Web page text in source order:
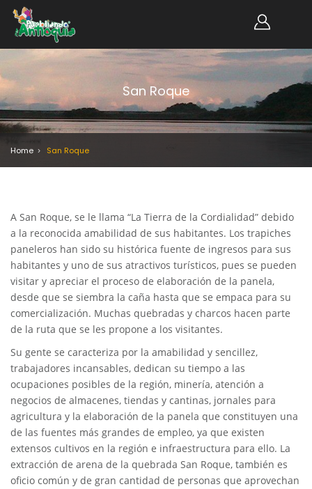
San Roque
Home San Roque
A San Roque, se le llama “La Tierra de la Cordialidad” debido
a la reconocida amabilidad de sus habitantes. Los trapiches
paneleros han sido su histórica fuente de ingresos para sus
habitantes y uno de sus atractivos turísticos, pues se pueden
visitar y apreciar el proceso de elaboración de la panela,
desde que se siembra la caña hasta que se empaca para su
comercialización. Muchas quebradas y charcos hacen parte
de la ruta que se les propone a los visitantes.
Su gente se caracteriza por la amabilidad y sencillez,
trabajadores incansables, dedican su tiempo a las
ocupaciones posibles de la región, minería, atención a
negocios de almacenes, tiendas y cantinas, jornales para
agricultura y la elaboración de la panela que constituyen una
de las fuentes más grandes de empleo, ya que existen
extensos cultivos en la región e infraestructura para ello. La
extracción de arena de la quebrada San Roque, también es
oficio común y de gran cantidad de personas que aprovechan